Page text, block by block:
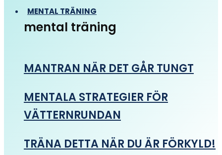
MENTAL TRÄNING
mental träning
MANTRAN NÄR DET GÅR TUNGT
MENTALA STRATEGIER FÖR
VÄTTERNRUNDAN
TRÄNA DETTA NÄR DU ÄR FÖRKYLD!